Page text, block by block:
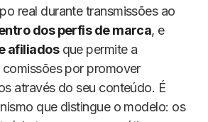
real durante transmissões ao
dos perfis de marca, e
afiliadosque permite a
por promover
através do seu conteúdo. É
que distingue o modelo: os